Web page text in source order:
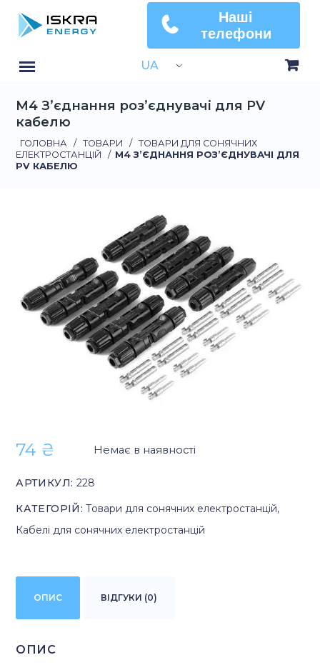
Наші
телефони
UA
М4 З’єднання роз’єднувачі для PV
кабелю
ГОЛОВНА / ТОВАРИ / ТОВАРИ ДЛЯ СОНЯЧНИХ
ЕЛЕКТРОСТАНЦІЙ
/ М4 З’ЄДНАННЯ РОЗ’ЄДНУВАЧІ ДЛЯ
PV КАБЕЛЮ
74 ₴ Немає в наявності
АРТИКУЛ: 228
КАТЕГОРІЙ:Товари для сонячних електростанцій,
Кабелі для сонячних електростанцій
ОПИС ВІДГУКИ (0)
ОПИС